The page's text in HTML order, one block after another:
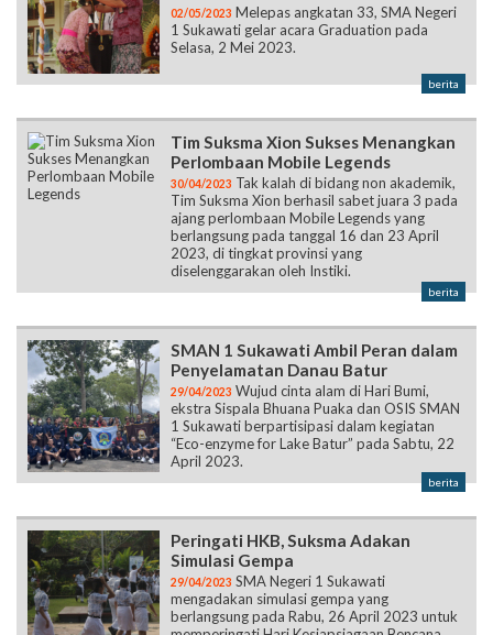
02/05/2023 Melepas angkatan 33, SMA Negeri
1 Sukawati gelar acara Graduation pada
Selasa, 2 Mei 2023.
berita
Tim Suksma Xion Sukses Menangkan
Perlombaan Mobile Legends
30/04/2023 Tak kalah di bidang non akademik,
Tim Suksma Xion berhasil sabet juara 3 pada
ajang perlombaan Mobile Legends yang
berlangsung pada tanggal 16 dan 23 April
2023, di tingkat provinsi yang
diselenggarakan oleh Instiki.
berita
SMAN 1 Sukawati Ambil Peran dalam
Penyelamatan Danau Batur
29/04/2023 Wujud cinta alam di Hari Bumi,
ekstra Sispala Bhuana Puaka dan OSIS SMAN
1 Sukawati berpartisipasi dalam kegiatan
“Eco-enzyme for Lake Batur” pada Sabtu, 22
April 2023.
berita
Peringati HKB, Suksma Adakan
Simulasi Gempa
29/04/2023 SMA Negeri 1 Sukawati
mengadakan simulasi gempa yang
berlangsung pada Rabu, 26 April 2023 untuk